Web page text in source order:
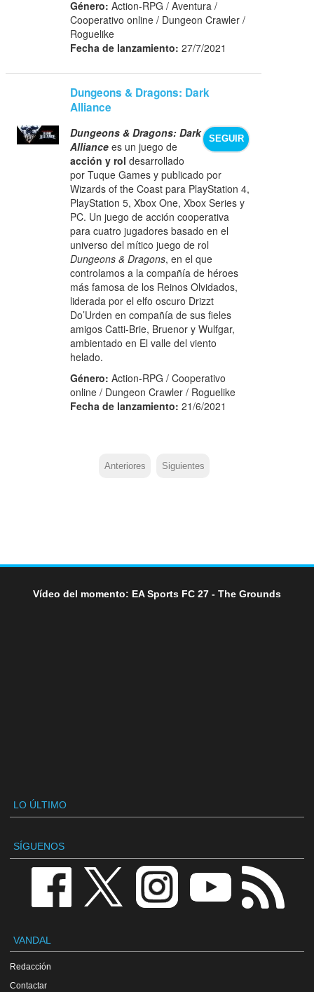
Género: Action-RPG / Aventura /
Cooperativo online / Dungeon Crawler /
Roguelike
Fecha de lanzamiento: 27/7/2021
Dungeons & Dragons: Dark
Alliance
SEGUIR
Dungeons & Dragons: Dark
Alliance es un juego de
acción y rol desarrollado
por Tuque Games y publicado por
Wizards of the Coast para PlayStation 4,
PlayStation 5, Xbox One, Xbox Series y
PC. Un juego de acción cooperativa
para cuatro jugadores basado en el
universo del mítico juego de rol
Dungeons & Dragons, en el que
controlamos a la compañía de héroes
más famosa de los Reinos Olvidados,
liderada por el elfo oscuro Drizzt
Do’Urden en compañía de sus fieles
amigos Catti-Brie, Bruenor y Wulfgar,
ambientado en El valle del viento
helado.
Género: Action-RPG / Cooperativo
online / Dungeon Crawler / Roguelike
Fecha de lanzamiento: 21/6/2021
Anteriores Siguientes
Vídeo del momento: EA Sports FC 27 - The Grounds
LO ÚLTIMO
SÍGUENOS
VANDAL
Redacción
Contactar